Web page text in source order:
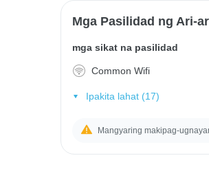
Mga Pasilidad ng Ari-
mga sikat na pasilidad
Common Wifi
Ipakita lahat (17)
Mangyaring makipag-